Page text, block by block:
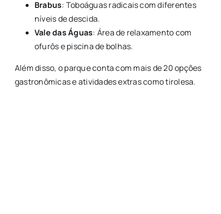
Brabus: Toboáguas radicais com diferentes
níveis de descida.
Vale das Águas: Área de relaxamento com
ofurôs e piscina de bolhas.
Além disso, o parque conta com mais de 20 opções
gastronômicas e atividades extras como tirolesa.